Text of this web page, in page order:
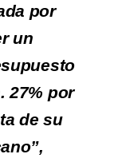
por
un
27% por
de su